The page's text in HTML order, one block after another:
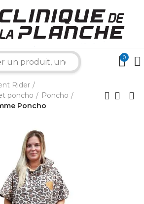
0
Rider
poncho
Poncho
Poncho
je vous aider aujourd'hui ?